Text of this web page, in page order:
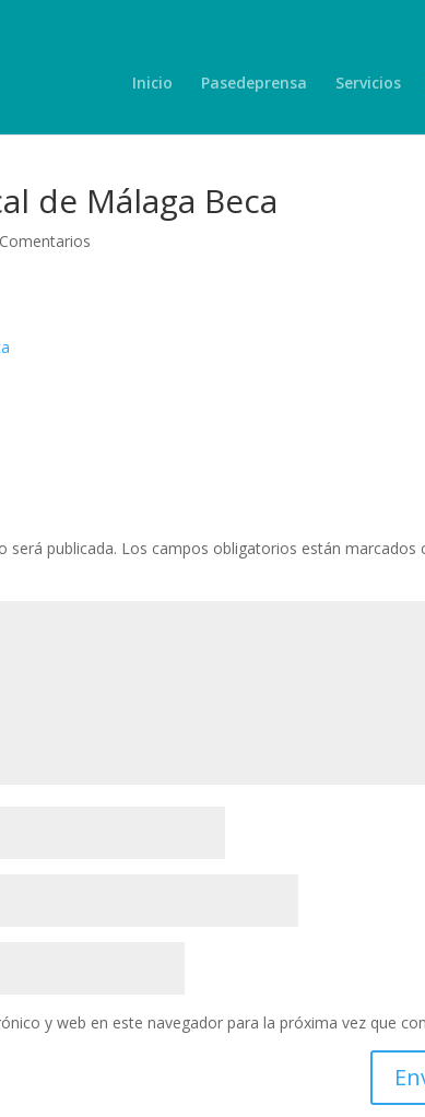
Inicio Pasedeprensa Servicios
de Málaga Beca
será publicada. Los campos obligatorios están marcados
y web en este navegador para la próxima vez que